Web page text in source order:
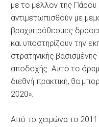
με το μέλλον της Πάρου
αντιμετωπισθούν με
βραχυπρόθεσμες
και υποστηρίζουν την
στρατηγικής
αποδοχής. Αυτό το
διεθνή πρακτική, θα
2020».
Από το χειμώνα το 2011